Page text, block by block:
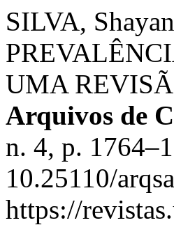
SILVA,
UMA
Arquivos de
n. 4, p.
10.25110/
https://